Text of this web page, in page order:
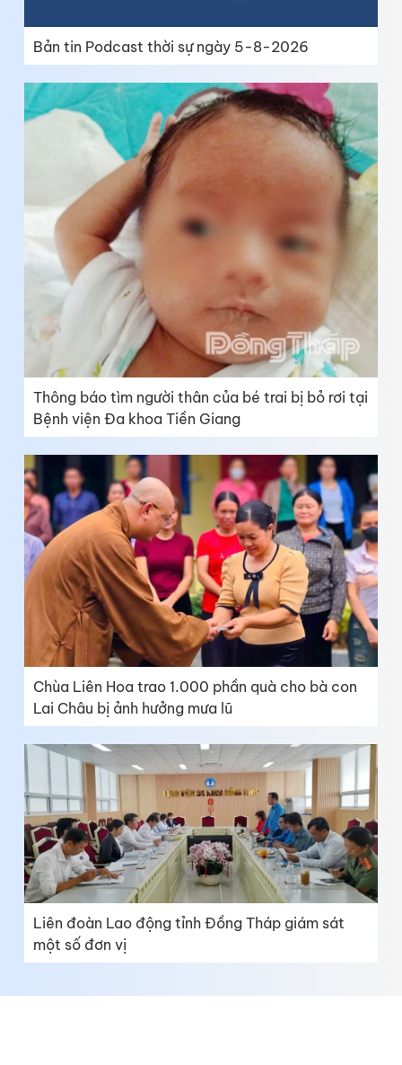
Bản tin Podcast thời sự ngày 5-8-2026
Thông báo tìm người thân của bé trai bị bỏ rơi tại
Bệnh viện Đa khoa Tiền Giang
Chùa Liên Hoa trao 1.000 phần quà cho bà con
Lai Châu bị ảnh hưởng mưa lũ
Liên đoàn Lao động tỉnh Đồng Tháp giám sát
một số đơn vị